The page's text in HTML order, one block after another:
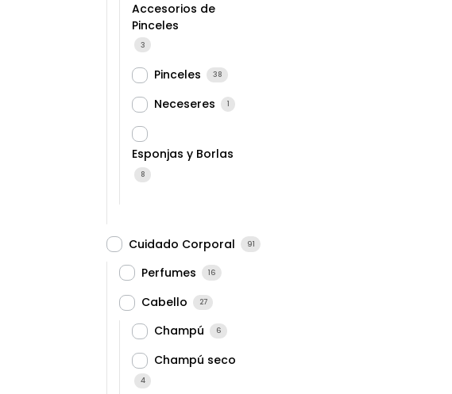
Accesorios de
Pinceles
3
Pinceles 38
Neceseres 1
Esponjas y Borlas
8
Cuidado Corporal 91
Perfumes 16
Cabello 27
Champú 6
Champú seco
4